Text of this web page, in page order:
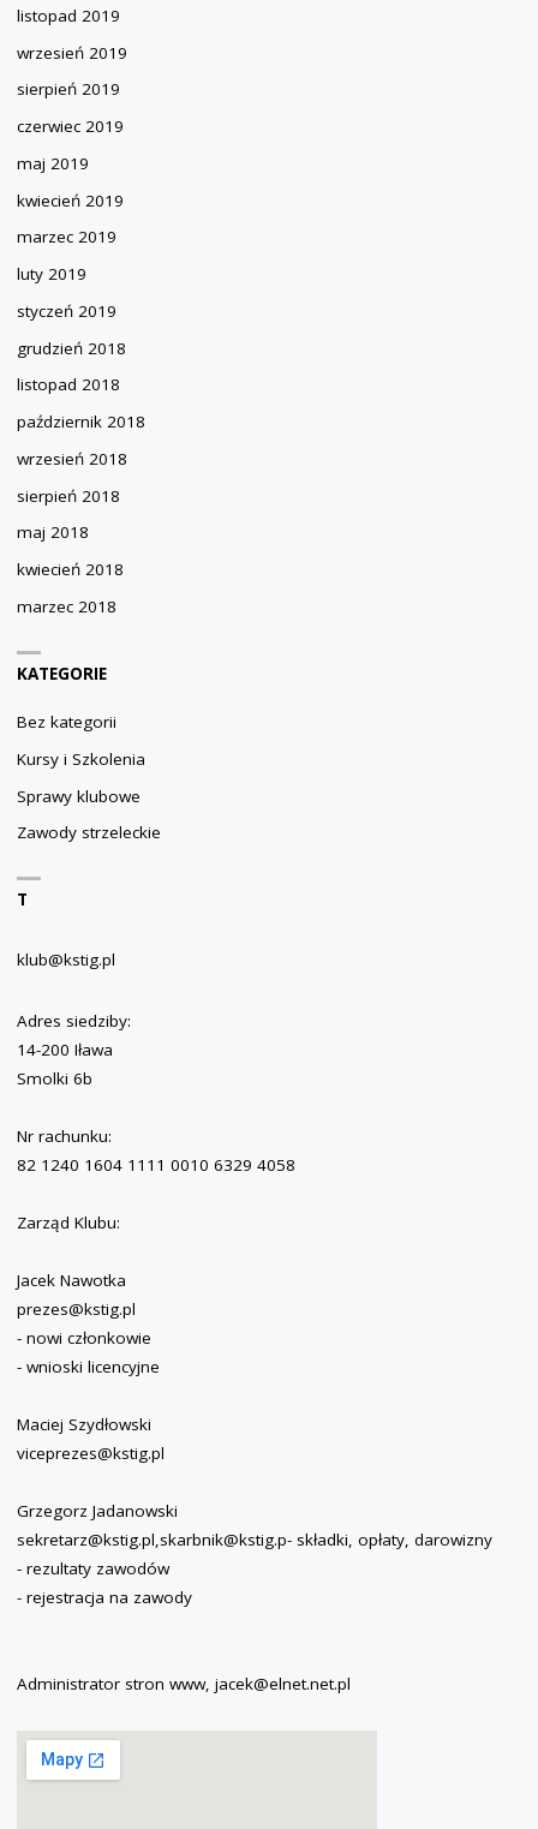
listopad 2019
wrzesień 2019
sierpień 2019
czerwiec 2019
maj 2019
kwiecień 2019
marzec 2019
luty 2019
styczeń 2019
grudzień 2018
listopad 2018
październik 2018
wrzesień 2018
sierpień 2018
maj 2018
kwiecień 2018
marzec 2018
KATEGORIE
Bez kategorii
Kursy i Szkolenia
Sprawy klubowe
Zawody strzeleckie
T
klub@kstig.pl
Adres siedziby:
14-200 Iława
Smolki 6b
Nr rachunku:
82 1240 1604 1111 0010 6329 4058
Zarząd Klubu:
Jacek Nawotka
prezes@kstig.pl
- nowi członkowie
- wnioski licencyjne
Maciej Szydłowski
viceprezes@kstig.pl
Grzegorz Jadanowski
sekretarz@kstig.pl,skarbnik@kstig.p- składki, opłaty, darowizny
- rezultaty zawodów
- rejestracja na zawody
Administrator stron www, jacek@elnet.net.pl